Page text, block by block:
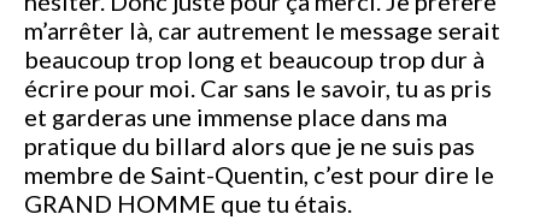
m’arrêter là, car autrement le message serait
beaucoup trop long et beaucoup trop dur à
écrire pour moi. Car sans le savoir, tu as pris
et garderas une immense place dans ma
pratique du billard alors que je ne suis pas
membre de Saint-Quentin, c’est pour dire le
GRAND HOMME que tu étais.